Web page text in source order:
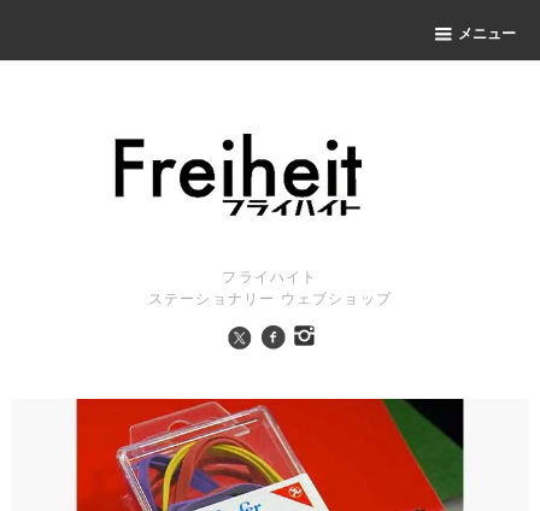
メニュー
フライハイト
ステーショナリー ウェブショップ